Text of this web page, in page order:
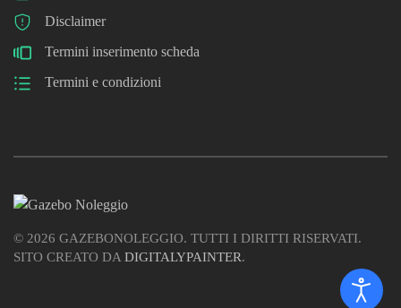
Disclaimer
Termini inserimento scheda
Termini e condizioni
© 2026 GAZEBONOLEGGIO. TUTTI I DIRITTI RISERVATI.
SITO CREATO DA DIGITALYPAINTER.